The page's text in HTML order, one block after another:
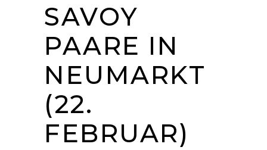
SAVOY
PAARE IN
NEUMARKT
(22.
FEBRUAR)